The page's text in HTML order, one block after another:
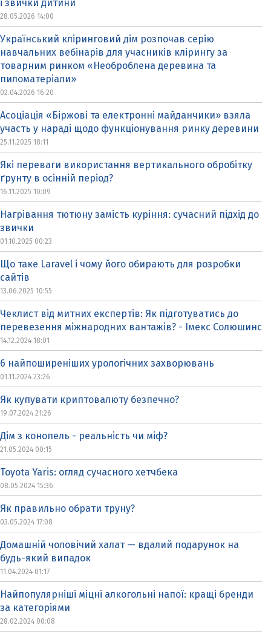
і звички дитини
28.05.2026 14:00
Український кліринговий дім розпочав серію
навчальних вебінарів для учасників клірингу за
товарним ринком «Необроблена деревина та
пиломатеріали»
02.04.2026 16:20
Асоціація «Біржові та електронні майданчики» взяла
участь у нараді щодо функціонування ринку деревини
25.11.2025 18:11
Які переваги використання вертикального обробітку
ґрунту в осінній період?
16.11.2025 10:09
Нагрівання тютюну замість куріння: сучасний підхід до
звички
01.10.2025 00:23
Що таке Laravel і чому його обирають для розробки
сайтів
13.06.2025 10:55
Чеклист від митних експертів: Як підготуватись до
перевезення міжнародних вантажів? - Імекс Солюшинс
14.12.2024 18:01
6 найпоширеніших урологічних захворювань
01.11.2024 23:26
Як купувати криптовалюту безпечно?
19.07.2024 21:26
Дім з конопель - реальність чи міф?
21.05.2024 00:15
Toyota Yaris: огляд сучасного хетчбека
08.05.2024 15:36
Як правильно обрати труну?
03.05.2024 17:08
Домашній чоловічий халат — вдалий подарунок на
будь-який випадок
11.04.2024 01:17
Найпопулярніші міцні алкогольні напої: кращі бренди
за категоріями
28.02.2024 00:08